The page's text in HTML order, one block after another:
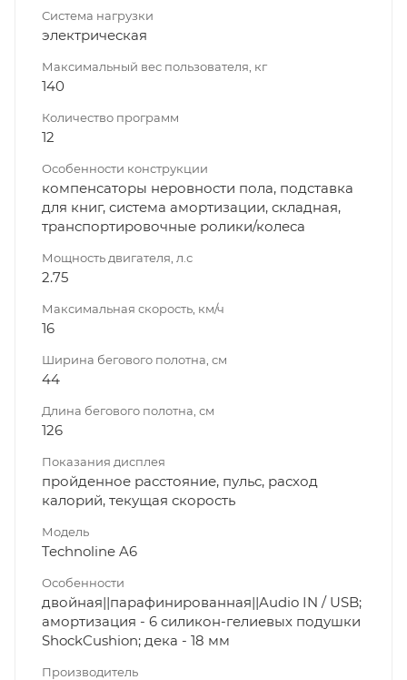
Система нагрузки
электрическая
Максимальный вес пользователя, кг
140
Количество программ
12
Особенности конструкции
компенсаторы неровности пола, подставка
для книг, система амортизации, складная,
транспортировочные ролики/колеса
Мощность двигателя, л.с
2.75
Максимальная скорость, км/ч
16
Ширина бегового полотна, см
44
Длина бегового полотна, см
126
Показания дисплея
пройденное расстояние, пульс, расход
калорий, текущая скорость
Модель
Technoline A6
Особенности
двойная||парафинированная||Audio IN / USB;
амортизация - 6 силикон-гелиевых подушки
ShockCushion; дека - 18 мм
Производитель